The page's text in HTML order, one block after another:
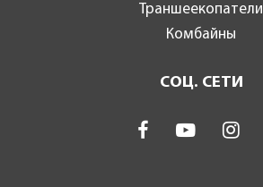
Траншеекопатели
Комбайны
СОЦ. СЕТИ